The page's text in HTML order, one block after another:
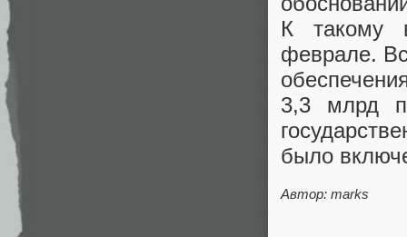
К такому
феврале.
3,3 млрд
было
Автор: marks